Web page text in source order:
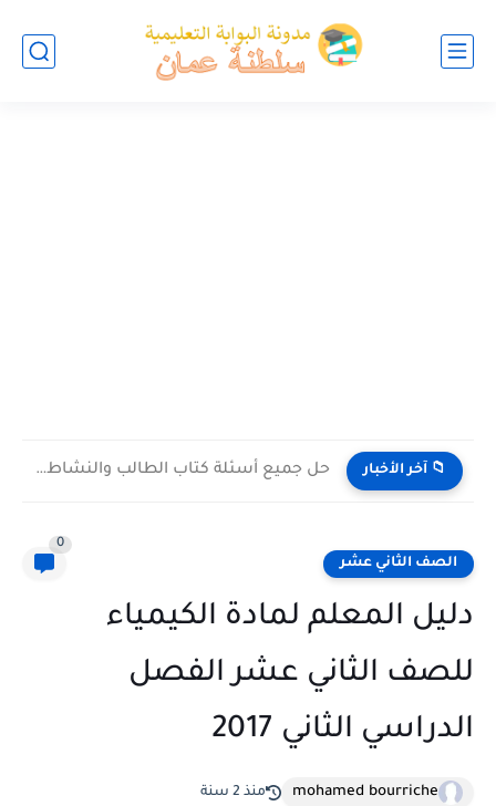
📁 آخر الأخبار حل جميع أسئلة كتاب الطالب والنشاط في الاحياء للصف العاشر...
الصف الثاني عشر
0
دليل المعلم لمادة الكيمياء
للصف الثاني عشر الفصل
الدراسي الثاني 2017
mohamed bourriche منذ 2 سنة